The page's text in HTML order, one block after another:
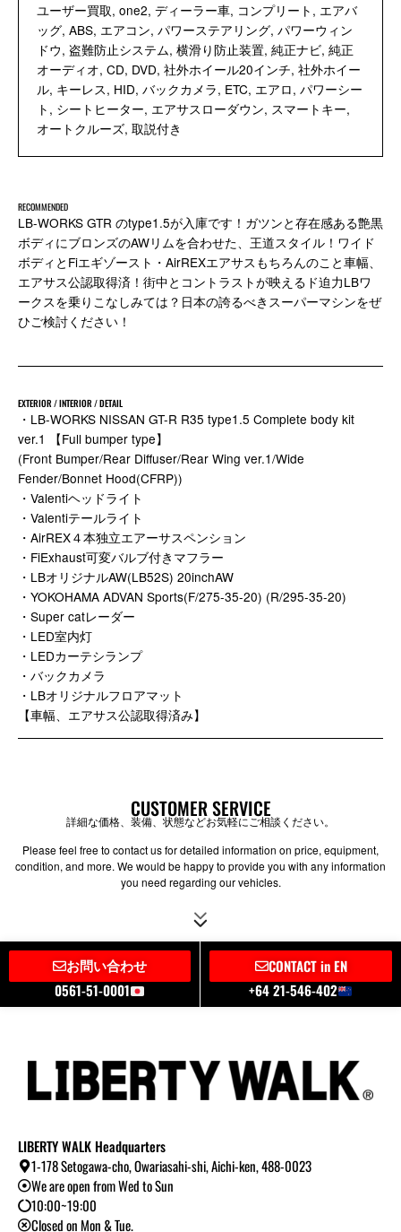
ユーザー買取, one2, ディーラー車, コンプリート, エアバ
ッグ, ABS, エアコン, パワーステアリング, パワーウィン
ドウ, 盗難防止システム, 横滑り防止装置, 純正ナビ, 純正
オーディオ, CD, DVD, 社外ホイール20インチ, 社外ホイー
ル, キーレス, HID, バックカメラ, ETC, エアロ, パワーシー
ト, シートヒーター, エアサスローダウン, スマートキー,
オートクルーズ, 取説付き
RECOMMENDED
LB-WORKS GTR のtype1.5が入庫です！ガツンと存在感ある艶黒
ボディにブロンズのAWリムを合わせた、王道スタイル！ワイド
ボディとFiエギゾースト・AirREXエアサスもちろんのこと車幅、
エアサス公認取得済！街中とコントラストが映えるド迫力LBワ
ークスを乗りこなしみては？日本の誇るべきスーパーマシンをぜ
ひご検討ください！
EXTERIOR / INTERIOR / DETAIL
・LB-WORKS NISSAN GT-R R35 type1.5 Complete body kit
ver.1 【Full bumper type】
(Front Bumper/Rear Diffuser/Rear Wing ver.1/Wide
Fender/Bonnet Hood(CFRP))
・Valentiヘッドライト
・Valentiテールライト
・AirREX４本独立エアーサスペンション
・FiExhaust可変バルブ付きマフラー
・LBオリジナルAW(LB52S) 20inchAW
・YOKOHAMA ADVAN Sports(F/275-35-20) (R/295-35-20)
・Super catレーダー
・LED室内灯
・LEDカーテシランプ
・バックカメラ
・LBオリジナルフロアマット
【車幅、エアサス公認取得済み】
CUSTOMER SERVICE
詳細な価格、装備、状態などお気軽にご相談ください。
Please feel free to contact us for detailed information on price, equipment,
condition, and more. We would be happy to provide you with any information
you need regarding our vehicles.
お問い合わせ
0561-51-0001
CONTACT in EN
+64 21-546-402
LIBERTY WALK Headquarters
1-178 Setogawa-cho, Owariasahi-shi, Aichi-ken, 488-0023
We are open from Wed to Sun
10:00~19:00
Closed on Mon & Tue.